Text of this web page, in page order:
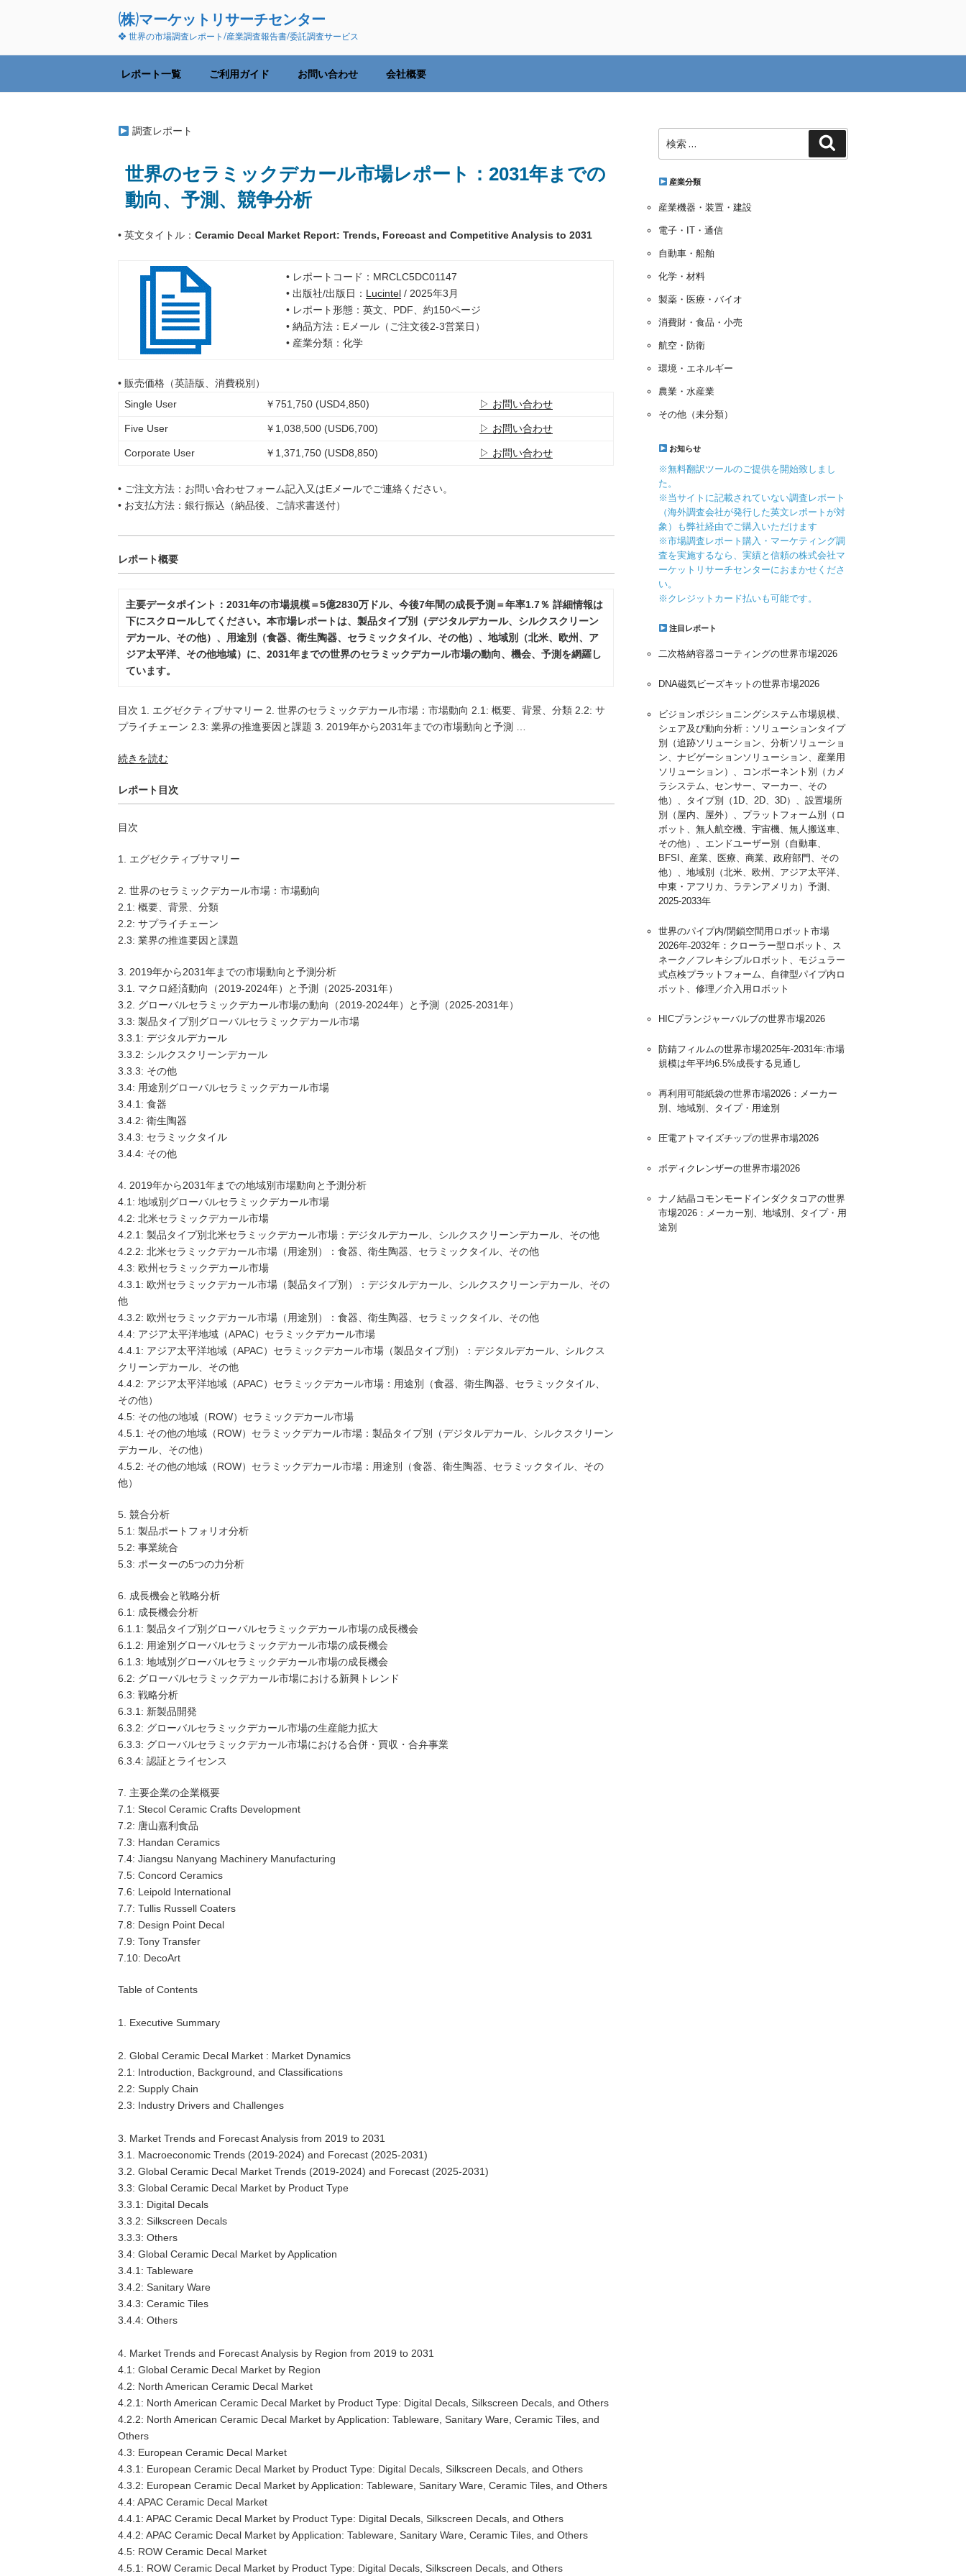
ン
へ
(株)マーケットリサーチセンター
❖ 世界の市場調査レポート/産業調査報告書/委託調査サービス
レポート一覧 ご利用ガイド お問い合わせ 会社概要
調査レポート
世界のセラミックデカール市場レポート：2031年までの
動向、予測、競争分析
• 英文タイトル： Ceramic Decal Market Report: Trends, Forecast and Competitive Analysis to 2031
• レポートコード：MRCLC5DC01147
• 出版社/出版日： Lucintel/ 2025年3月
• レポート形態：英文、PDF、約150ページ
• 納品方法：Eメール（ご注文後2-3営業日）
• 産業分類：化学
• 販売価格（英語版、消費税別）
Single User
￥751,750 (USD4,850) ▷ お問い合わせ
Five User ￥1,038,500 (USD6,700) ▷ お問い合わせ
Corporate User ￥1,371,750 (USD8,850) ▷ お問い合わせ
• ご注文方法：お問い合わせフォーム記入又はEメールでご連絡ください。
• お支払方法：銀行振込（納品後、ご請求書送付）
レポート概要
主要データポイント：2031年の市場規模＝5億2830万ドル、今後7年間の成長予測＝年率1.7％ 詳細情報は
下にスクロールしてください。本市場レポートは、製品タイプ別（デジタルデカール、シルクスクリーン
デカール、その他）、用途別（食器、衛生陶器、セラミックタイル、その他）、地域別（北米、欧州、ア
ジア太平洋、その他地域）に、2031年までの世界のセラミックデカール市場の動向、機会、予測を網羅し
ています。
目次 1. エグゼクティブサマリー 2. 世界のセラミックデカール市場：市場動向 2.1: 概要、背景、分類 2.2: サ
プライチェーン 2.3: 業界の推進要因と課題 3. 2019年から2031年までの市場動向と予測 …
“世
の
セ
ラ
ッ
デ
カ
ー
ル
場
レ
ポ
ー
ト：
2031
年
ま
で
の
動
向、
測、
競
争
分
析”
の
続きを読む
レポート目次
目次
1. エグゼクティブサマリー
2. 世界のセラミックデカール市場：市場動向
2.1: 概要、背景、分類
2.2: サプライチェーン
2.3: 業界の推進要因と課題
3. 2019年から2031年までの市場動向と予測分析
3.1. マクロ経済動向（2019-2024年）と予測（2025-2031年）
3.2. グローバルセラミックデカール市場の動向（2019-2024年）と予測（2025-2031年）
3.3: 製品タイプ別グローバルセラミックデカール市場
3.3.1: デジタルデカール
3.3.2: シルクスクリーンデカール
3.3.3: その他
3.4: 用途別グローバルセラミックデカール市場
3.4.1: 食器
3.4.2: 衛生陶器
3.4.3: セラミックタイル
3.4.4: その他
4. 2019年から2031年までの地域別市場動向と予測分析
4.1: 地域別グローバルセラミックデカール市場
4.2: 北米セラミックデカール市場
4.2.1: 製品タイプ別北米セラミックデカール市場：デジタルデカール、シルクスクリーンデカール、その他
4.2.2: 北米セラミックデカール市場（用途別）：食器、衛生陶器、セラミックタイル、その他
4.3: 欧州セラミックデカール市場
4.3.1: 欧州セラミックデカール市場（製品タイプ別）：デジタルデカール、シルクスクリーンデカール、その
他
4.3.2: 欧州セラミックデカール市場（用途別）：食器、衛生陶器、セラミックタイル、その他
4.4: アジア太平洋地域（APAC）セラミックデカール市場
4.4.1: アジア太平洋地域（APAC）セラミックデカール市場（製品タイプ別）：デジタルデカール、シルクス
クリーンデカール、その他
4.4.2: アジア太平洋地域（APAC）セラミックデカール市場：用途別（食器、衛生陶器、セラミックタイル、
その他）
4.5: その他の地域（ROW）セラミックデカール市場
4.5.1: その他の地域（ROW）セラミックデカール市場：製品タイプ別（デジタルデカール、シルクスクリーン
デカール、その他）
4.5.2: その他の地域（ROW）セラミックデカール市場：用途別（食器、衛生陶器、セラミックタイル、その
他）
5. 競合分析
5.1: 製品ポートフォリオ分析
5.2: 事業統合
5.3: ポーターの5つの力分析
6. 成長機会と戦略分析
6.1: 成長機会分析
6.1.1: 製品タイプ別グローバルセラミックデカール市場の成長機会
6.1.2: 用途別グローバルセラミックデカール市場の成長機会
6.1.3: 地域別グローバルセラミックデカール市場の成長機会
6.2: グローバルセラミックデカール市場における新興トレンド
6.3: 戦略分析
6.3.1: 新製品開発
6.3.2: グローバルセラミックデカール市場の生産能力拡大
6.3.3: グローバルセラミックデカール市場における合併・買収・合弁事業
6.3.4: 認証とライセンス
7. 主要企業の企業概要
7.1: Stecol Ceramic Crafts Development
7.2: 唐山嘉利食品
7.3: Handan Ceramics
7.4: Jiangsu Nanyang Machinery Manufacturing
7.5: Concord Ceramics
7.6: Leipold International
7.7: Tullis Russell Coaters
7.8: Design Point Decal
7.9: Tony Transfer
7.10: DecoArt
Table of Contents
1. Executive Summary
2. Global Ceramic Decal Market : Market Dynamics
2.1: Introduction, Background, and Classifications
2.2: Supply Chain
2.3: Industry Drivers and Challenges
3. Market Trends and Forecast Analysis from 2019 to 2031
3.1. Macroeconomic Trends (2019-2024) and Forecast (2025-2031)
3.2. Global Ceramic Decal Market Trends (2019-2024) and Forecast (2025-2031)
3.3: Global Ceramic Decal Market by Product Type
3.3.1: Digital Decals
3.3.2: Silkscreen Decals
3.3.3: Others
3.4: Global Ceramic Decal Market by Application
3.4.1: Tableware
3.4.2: Sanitary Ware
3.4.3: Ceramic Tiles
3.4.4: Others
4. Market Trends and Forecast Analysis by Region from 2019 to 2031
4.1: Global Ceramic Decal Market by Region
4.2: North American Ceramic Decal Market
4.2.1: North American Ceramic Decal Market by Product Type: Digital Decals, Silkscreen Decals, and Others
4.2.2: North American Ceramic Decal Market by Application: Tableware, Sanitary Ware, Ceramic Tiles, and
Others
4.3: European Ceramic Decal Market
4.3.1: European Ceramic Decal Market by Product Type: Digital Decals, Silkscreen Decals, and Others
4.3.2: European Ceramic Decal Market by Application: Tableware, Sanitary Ware, Ceramic Tiles, and Others
4.4: APAC Ceramic Decal Market
4.4.1: APAC Ceramic Decal Market by Product Type: Digital Decals, Silkscreen Decals, and Others
4.4.2: APAC Ceramic Decal Market by Application: Tableware, Sanitary Ware, Ceramic Tiles, and Others
4.5: ROW Ceramic Decal Market
4.5.1: ROW Ceramic Decal Market by Product Type: Digital Decals, Silkscreen Decals, and Others
索:
産業分類
産業機器・装置・建設
電子・IT・通信
自動車・船舶
化学・材料
製薬・医療・バイオ
消費財・食品・小売
航空・防衛
環境・エネルギー
農業・水産業
その他（未分類）
お知らせ
※無料翻訳ツールのご提供を開始致しまし
た。
※当サイトに記載されていない調査レポート
（海外調査会社が発行した英文レポートが対
象）も弊社経由でご購入いただけます
※市場調査レポート購入・マーケティング調
査を実施するなら、実績と信頼の株式会社マ
ーケットリサーチセンターにおまかせくださ
い。
※クレジットカード払いも可能です。
注目レポート
二次格納容器コーティングの世界市場2026
DNA磁気ビーズキットの世界市場2026
ビジョンポジショニングシステム市場規模、
シェア及び動向分析：ソリューションタイプ
別（追跡ソリューション、分析ソリューショ
ン、ナビゲーションソリューション、産業用
ソリューション）、コンポーネント別（カメ
ラシステム、センサー、マーカー、その
他）、タイプ別（1D、2D、3D）、設置場所
別（屋内、屋外）、プラットフォーム別（ロ
ボット、無人航空機、宇宙機、無人搬送車、
その他）、エンドユーザー別（自動車、
BFSI、産業、医療、商業、政府部門、その
他）、地域別（北米、欧州、アジア太平洋、
中東・アフリカ、ラテンアメリカ）予測、
2025-2033年
世界のパイプ内/閉鎖空間用ロボット市場
2026年-2032年：クローラー型ロボット、ス
ネーク／フレキシブルロボット、モジュラー
式点検プラットフォーム、自律型パイプ内ロ
ボット、修理／介入用ロボット
HICプランジャーバルブの世界市場2026
防錆フィルムの世界市場2025年-2031年:市場
規模は年平均6.5%成長する見通し
再利用可能紙袋の世界市場2026：メーカー
別、地域別、タイプ・用途別
圧電アトマイズチップの世界市場2026
ボディクレンザーの世界市場2026
ナノ結晶コモンモードインダクタコアの世界
市場2026：メーカー別、地域別、タイプ・用
途別